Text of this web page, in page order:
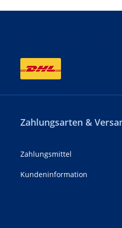
Zahlungsarten &
Zahlungsmittel
Kundeninformation